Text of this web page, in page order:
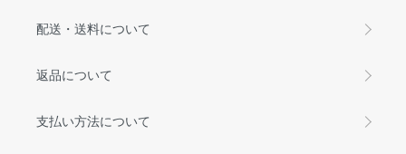
配送・送料について
返品について
支払い方法について